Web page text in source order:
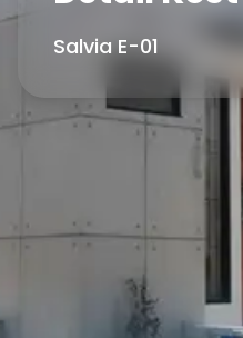
Salvia E-01